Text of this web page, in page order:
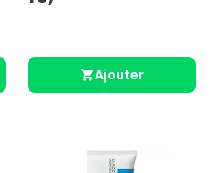
Ajouter